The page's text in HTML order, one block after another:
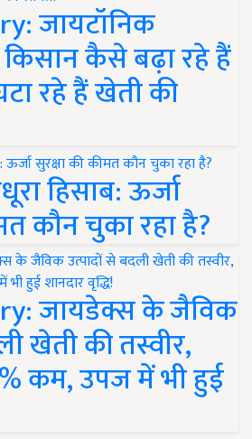
जायटॉनिक
कैसे बढ़ा रहे हैं
रहे हैं खेती की
हिसाब: ऊर्जा
कौन चुका रहा है?
जायडेक्स के जैविक
खेती की तस्वीर,
कम, उपज में भी हुई